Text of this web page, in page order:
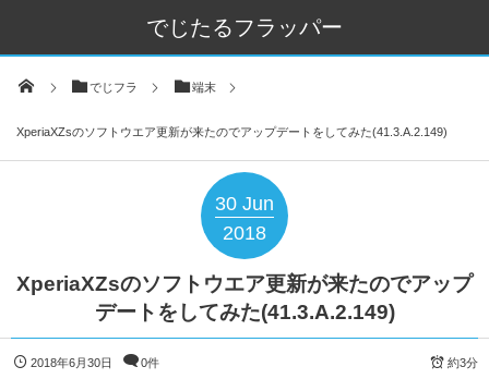
でじたるフラッパー
でじフラ 端末
XperiaXZsのソフトウエア更新が来たのでアップデートをしてみた(41.3.A.2.149)
30 Jun
2018
XperiaXZsのソフトウエア更新が来たのでアップ
デートをしてみた(41.3.A.2.149)
2018年6月30日 0件 約3分